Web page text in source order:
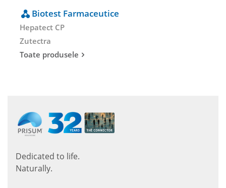
Biotest Farmaceutice
Hepatect CP
Zutectra
Toate produsele
Dedicated to life.
Naturally.